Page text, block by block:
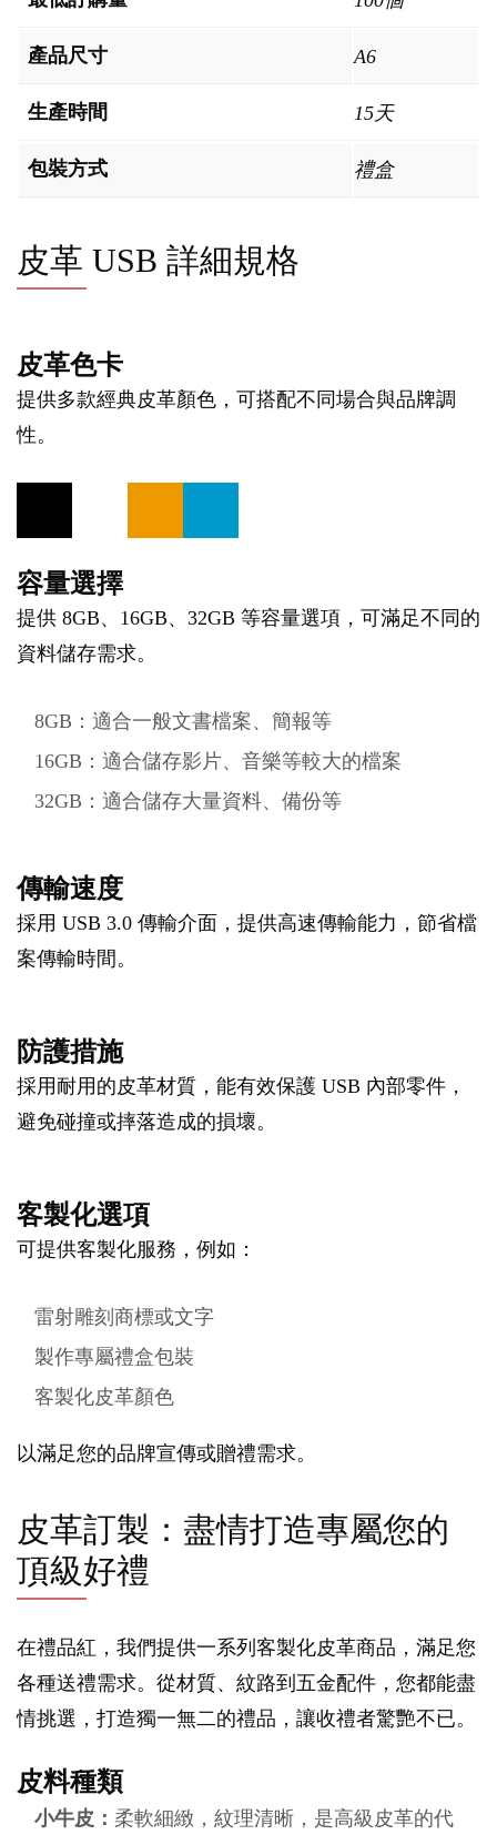
產品尺寸 A6
生產時間 15天
包裝方式 禮盒
皮革 USB 詳細規格
皮革色卡
提供多款經典皮革顏色，可搭配不同場合與品牌調
性。
容量選擇
提供 8GB、16GB、32GB 等容量選項，可滿足不同的
資料儲存需求。
8GB：適合一般文書檔案、簡報等
16GB：適合儲存影片、音樂等較大的檔案
32GB：適合儲存大量資料、備份等
傳輸速度
採用 USB 3.0 傳輸介面，提供高速傳輸能力，節省檔
案傳輸時間。
防護措施
採用耐用的皮革材質，能有效保護 USB 內部零件，
避免碰撞或摔落造成的損壞。
客製化選項
可提供客製化服務，例如：
雷射雕刻商標或文字
製作專屬禮盒包裝
客製化皮革顏色
以滿足您的品牌宣傳或贈禮需求。
皮革訂製：盡情打造專屬您的
頂級好禮
在禮品紅，我們提供一系列客製化皮革商品，滿足您
各種送禮需求。從材質、紋路到五金配件，您都能盡
情挑選，打造獨一無二的禮品，讓收禮者驚艷不已。
皮料種類
小牛皮： 柔軟細緻，紋理清晰，是高級皮革的代